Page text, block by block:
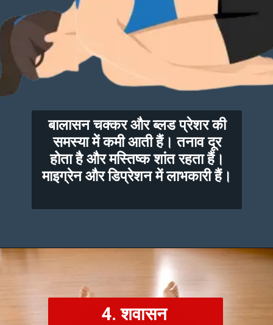
बालासन चक्कर और ब्लड प्रेशर की
समस्या में कमी आती हैं। तनाव दूर
होता है और मस्तिष्क शांत रहता हैं।
माइग्रेन और डिप्रेशन में लाभकारी हैं।
4. शवासन